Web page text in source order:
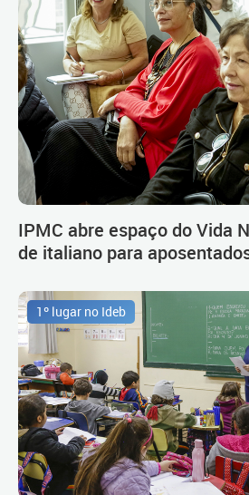
IPMC abre espaço do Vida
de italiano para
1º lugar no Ideb